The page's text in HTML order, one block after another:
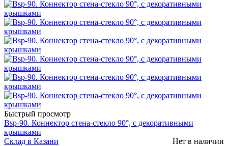
Быстрый просмотр
Bsp-90. Коннектор стена-стекло 90°, с декоративными
крышками
Склад в Казани
Нет в наличии